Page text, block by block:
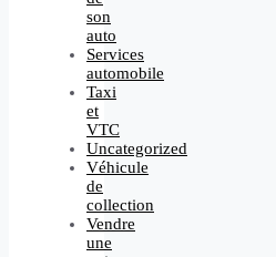
son
auto
Services
automobile
Taxi
et
VTC
Uncategorized
Véhicule
de
collection
Vendre
une